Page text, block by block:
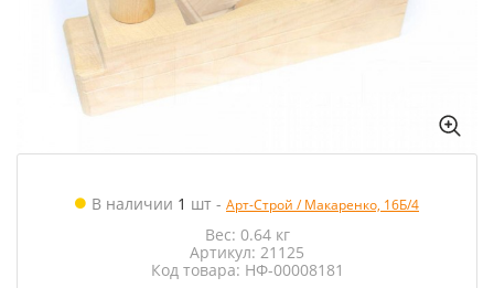
В наличии 1 шт - Арт-Строй / Макаренко, 16Б/4
Вес: 0.64 кг
Артикул: 21125
Код товара: НФ-00008181